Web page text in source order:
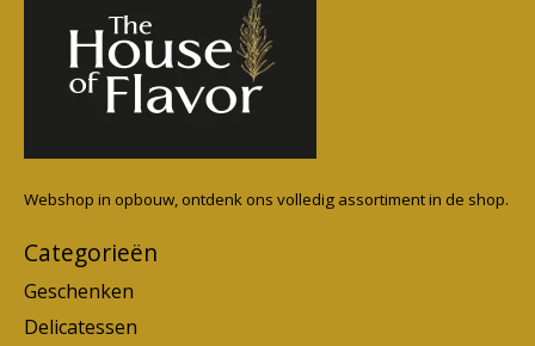
Webshop in opbouw, ontdenk ons volledig assortiment in de shop.
Categorieën
Geschenken
Delicatessen